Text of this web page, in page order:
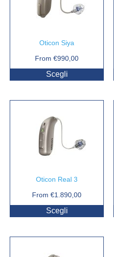
Oticon Siya
From €990,00
Scegli
Oticon Real 3
From €1.890,00
Scegli